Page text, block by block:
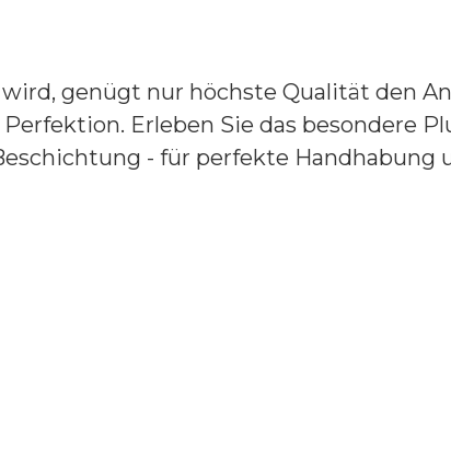
genügt nur höchste Qualität den
Erleben Sie das besondere
- für perfekte Handhabung